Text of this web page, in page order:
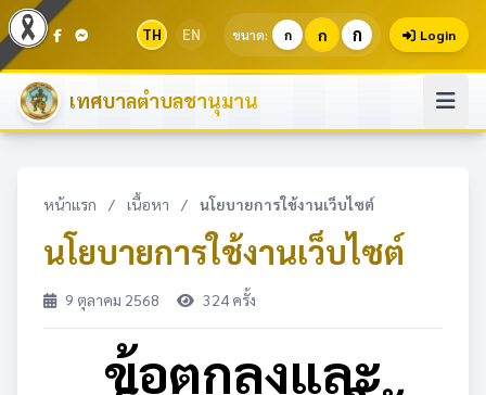
TH EN ขนาด: ก ก ก Login
เทศบาลตำบลชานุมาน
หน้าแรก / เนื้อหา / นโยบายการใช้งานเว็บไซต์
นโยบายการใช้งานเว็บไซต์
9 ตุลาคม 2568 324 ครั้ง
ข้อตกลงและ